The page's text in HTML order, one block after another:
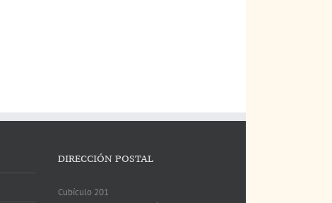
DIRECCIÓN POSTAL
Cubículo 201